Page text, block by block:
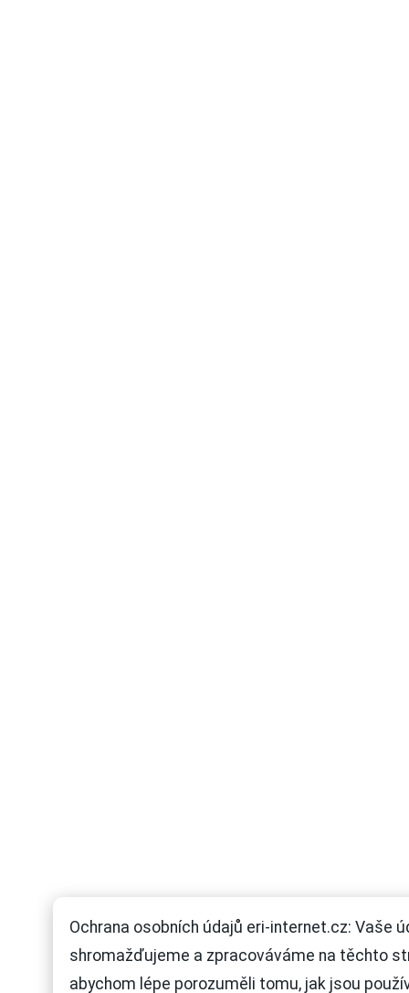
Ochrana osobních údajů eri-internet.cz: Vaše
shromažďujeme a zpracováváme na těchto
abychom lépe porozuměli tomu, jak jsou